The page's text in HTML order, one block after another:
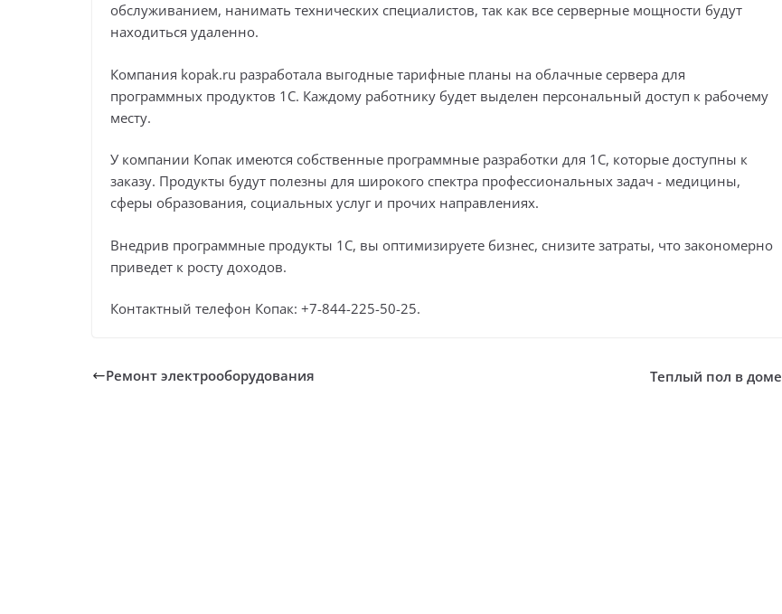
обслуживанием, нанимать технических специалистов, так как все серверные мощности будут
находиться удаленно.
Компания kopak.ru разработала выгодные тарифные планы на облачные сервера для
программных продуктов 1С. Каждому работнику будет выделен персональный доступ к рабочему
месту.
У компании Копак имеются собственные программные разработки для 1С, которые доступны к
заказу. Продукты будут полезны для широкого спектра профессиональных задач - медицины,
сферы образования, социальных услуг и прочих направлениях.
Внедрив программные продукты 1С, вы оптимизируете бизнес, снизите затраты, что закономерно
приведет к росту доходов.
Контактный телефон Копак: +7-844-225-50-25.
Ремонт электрооборудования Теплый пол в доме